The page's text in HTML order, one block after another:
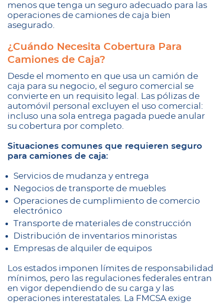
menos que tenga un seguro adecuado para las
operaciones de camiones de caja bien
asegurado.
¿Cuándo Necesita Cobertura Para
Camiones de Caja?
Desde el momento en que usa un camión de
caja para su negocio, el seguro comercial se
convierte en un requisito legal. Las pólizas de
automóvil personal excluyen el uso comercial:
incluso una sola entrega pagada puede anular
su cobertura por completo.
Situaciones comunes que requieren seguro
para camiones de caja:
Servicios de mudanza y entrega
Negocios de transporte de muebles
Operaciones de cumplimiento de comercio
electrónico
Transporte de materiales de construcción
Distribución de inventarios minoristas
Empresas de alquiler de equipos
Los estados imponen límites de responsabilidad
mínimos, pero las regulaciones federales entran
en vigor dependiendo de su carga y las
operaciones interestatales. La FMCSA exige